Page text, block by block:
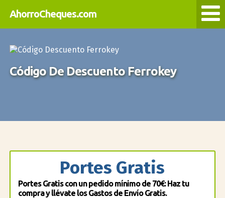
AhorroCheques.com
Código De Descuento Ferrokey
Portes Gratis
Portes Gratis con un pedido mínimo de 70€: Haz tu
compra y llévate los Gastos de Envío Gratis.